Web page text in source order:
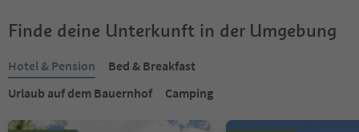
Finde deine Unterkunft in der Umgebung
Hotel & Pension
Bed & Breakfast
Urlaub auf dem Bauernhof
Camping